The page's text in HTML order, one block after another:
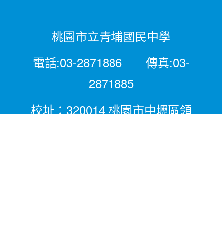
桃園市立青埔國民中學
電話:03-2871886 傳真:03-
2871885
校址：320014 桃園市中壢區領